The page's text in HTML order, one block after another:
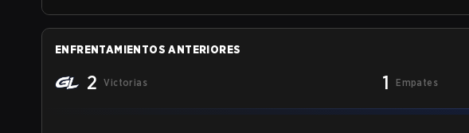
ENFRENTAMIENTOS ANTERIORES
2 Victorias 1 Empates